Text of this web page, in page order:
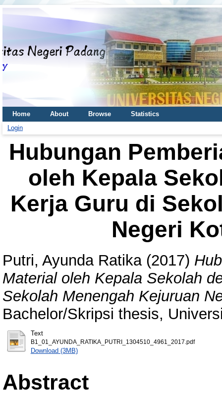
Home About Browse
Statistics
Login
Hubungan
oleh Kepala
Kerja Guru di
Negeri
Putri, Ayunda Ratika(2017)
Material oleh Kepala Sekolah
Sekolah Menengah Kejuruan
Bachelor/Skripsi thesis,
Text
B1_01_AYUNDA_RATIKA_PUTRI_1304510_4961_2017.pdf
Download (3MB)
Abstract